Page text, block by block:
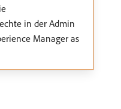
in der Admin
Manager as